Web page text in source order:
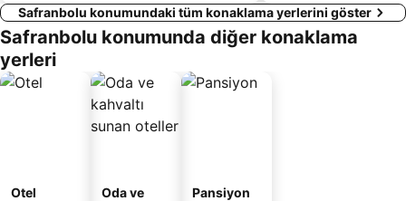
Safranbolu konumundaki tüm konaklama yerlerini göster
Safranbolu konumunda diğer konaklama
yerleri
Otel
Oda ve
Pansiyon